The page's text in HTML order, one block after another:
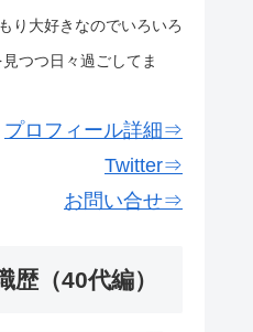
り大好きなのでいろいろ
つつ日々過ごしてま
プロフィール詳細⇒
Twitter⇒
お問い合せ⇒
歴（40代編）